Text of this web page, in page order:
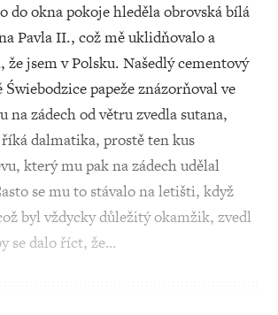
do okna pokoje hleděla obrovská bílá
Pavla II., což mě uklidňovalo a
jsem v Polsku. Našedlý cementový
papeže znázorňoval ve
na zádech od větru zvedla sutana,
dalmatika, prostě ten kus
který mu pak na zádech udělal
se mu to stávalo na letišti, když
byl vždycky důležitý okamžik, zvedl
se dalo říct, že…